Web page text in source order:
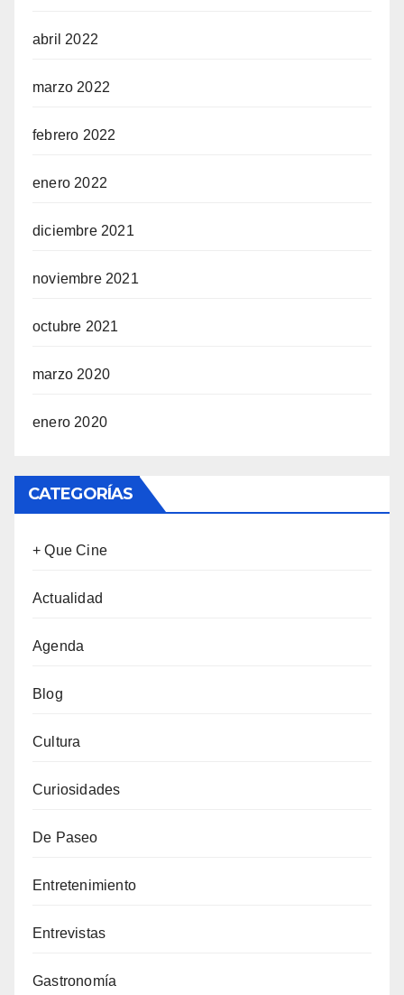
abril 2022
marzo 2022
febrero 2022
enero 2022
diciembre 2021
noviembre 2021
octubre 2021
marzo 2020
enero 2020
CATEGORÍAS
+ Que Cine
Actualidad
Agenda
Blog
Cultura
Curiosidades
De Paseo
Entretenimiento
Entrevistas
Gastronomía